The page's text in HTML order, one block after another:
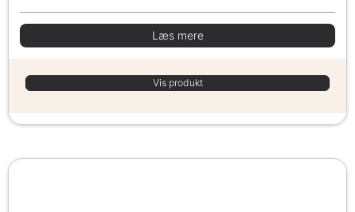
Læs mere
Vis produkt